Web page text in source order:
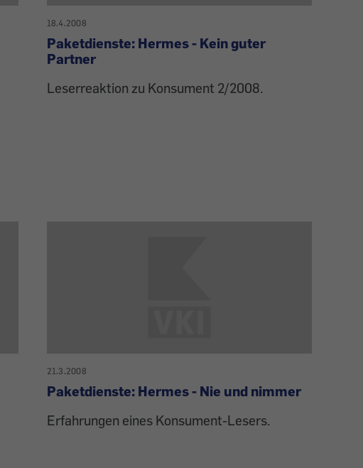
18.4.2008
Paketdienste: Hermes - Kein guter
Partner
Leserreaktion zu Konsument 2/2008.
21.3.2008
Paketdienste: Hermes - Nie und nimmer
Erfahrungen eines Konsument-Lesers.